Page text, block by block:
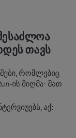
ქუქიების
ᲗᲐᲕᲡ
რომლებიც
ის მიღმა- მათ
აქ: